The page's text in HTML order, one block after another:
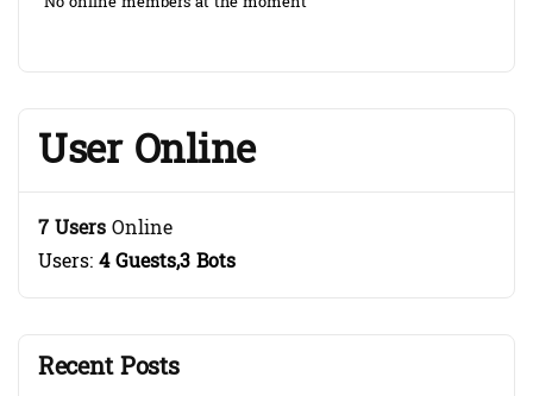
User Online
7 UsersOnline
Users:4 Guests,3 Bots
Recent Posts